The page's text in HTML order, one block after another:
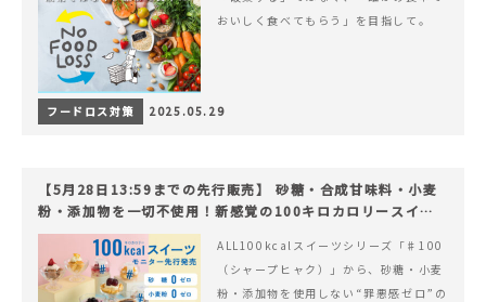
おいしく食べてもらう」を目指して。
フードロス対策 2025.05.29
【5月28日13:59までの先行販売】 砂糖・合成甘味料・小麦
粉・添加物を一切不使用！新感覚の100キロカロリースイー
ツでヘルシーライフを。
ALL100kcalスイーツシリーズ「♯100
（シャープヒャク）」から、砂糖・小麦
粉・添加物を使用しない“罪悪感ゼロ”の